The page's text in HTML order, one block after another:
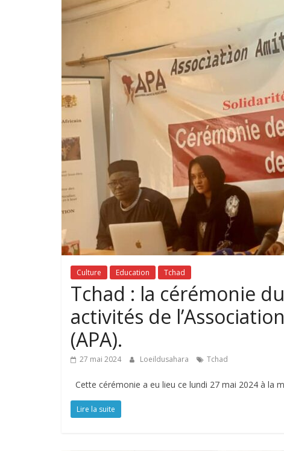
Culture Education Tchad
Tchad : la cérémonie
activités de
(APA).
27 mai 2024 Loeildusahara Tchad
Cette cérémonie a eu lieu ce lundi 27 mai 2024 à la
Lire la suite